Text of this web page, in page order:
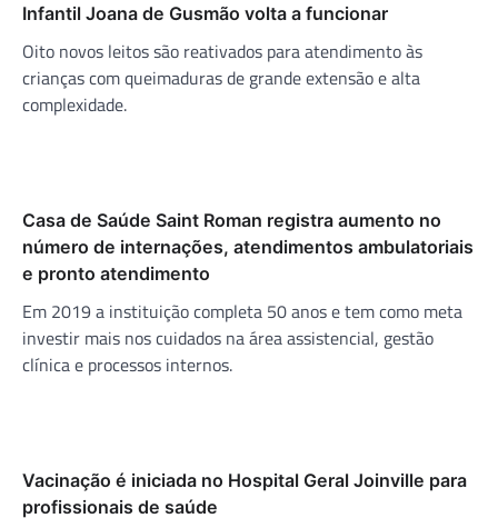
Infantil Joana de Gusmão volta a funcionar
Oito novos leitos são reativados para atendimento às
crianças com queimaduras de grande extensão e alta
complexidade.
Casa de Saúde Saint Roman registra aumento no
número de internações, atendimentos ambulatoriais
e pronto atendimento
Em 2019 a instituição completa 50 anos e tem como meta
investir mais nos cuidados na área assistencial, gestão
clínica e processos internos.
Vacinação é iniciada no Hospital Geral Joinville para
profissionais de saúde